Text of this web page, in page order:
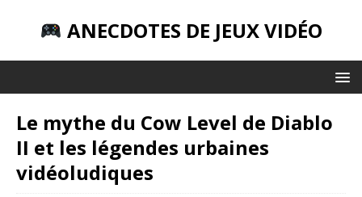
ANECDOTES DE JEUX VIDÉO
Le mythe du Cow Level de Diablo
II et les légendes urbaines
vidéoludiques